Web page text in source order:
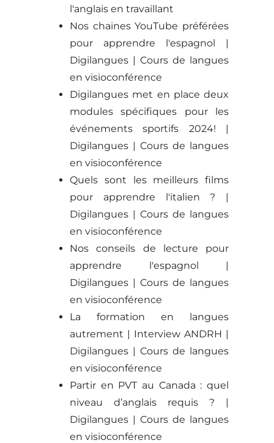
l'anglais en travaillant
Nos chaines YouTube préférées
pour apprendre l'espagnol |
Digilangues | Cours de langues
en visioconférence
Digilangues met en place deux
modules spécifiques pour les
événements sportifs 2024! |
Digilangues | Cours de langues
en visioconférence
Quels sont les meilleurs films
pour apprendre l'italien ? |
Digilangues | Cours de langues
en visioconférence
Nos conseils de lecture pour
apprendre l'espagnol |
Digilangues | Cours de langues
en visioconférence
La formation en langues
autrement | Interview ANDRH |
Digilangues | Cours de langues
en visioconférence
Partir en PVT au Canada : quel
niveau d’anglais requis ? |
Digilangues | Cours de langues
en visioconférence